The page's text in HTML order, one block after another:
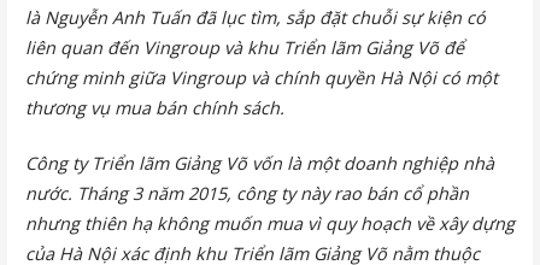
là Nguyễn Anh Tuấn đã lục tìm, sắp đặt chuỗi sự kiện có
liên quan đến Vingroup và khu Triển lãm Giảng Võ để
chứng minh giữa Vingroup và chính quyền Hà Nội có một
thương vụ mua bán chính sách.
Công ty Triển lãm Giảng Võ vốn là một doanh nghiệp nhà
nước. Tháng 3 năm 2015, công ty này rao bán cổ phần
nhưng thiên hạ không muốn mua vì quy hoạch về xây dựng
của Hà Nội xác định khu Triển lãm Giảng Võ nằm thuộc